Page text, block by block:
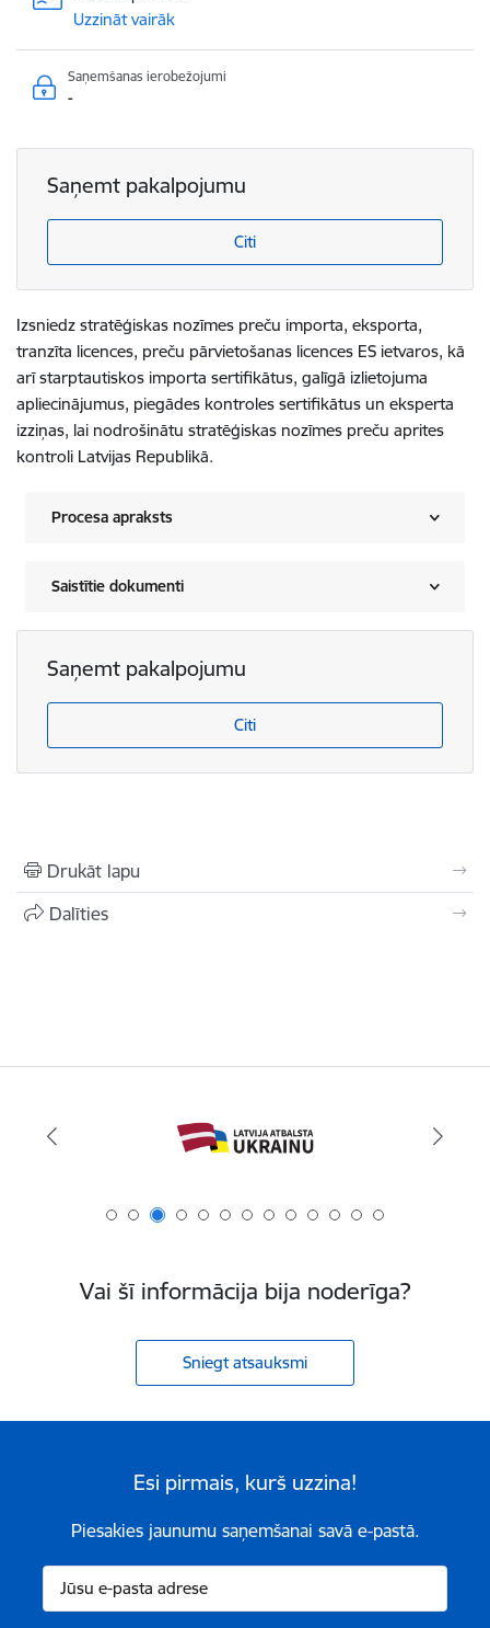
Uzzināt vairāk
Saņemšanas ierobežojumi
-
Saņemt pakalpojumu
Citi
Izsniedz stratēģiskas nozīmes preču importa, eksporta,
tranzīta licences, preču pārvietošanas licences ES ietvaros, kā
arī starptautiskos importa sertifikātus, galīgā izlietojuma
apliecinājumus, piegādes kontroles sertifikātus un eksperta
izziņas, lai nodrošinātu stratēģiskas nozīmes preču aprites
kontroli Latvijas Republikā.
Procesa apraksts
Saistītie dokumenti
Saņemt pakalpojumu
Citi
Drukāt lapu
Dalīties
Vai šī informācija bija noderīga?
Sniegt atsauksmi
Esi pirmais, kurš uzzina!
Piesakies jaunumu saņemšanai savā e-pastā.